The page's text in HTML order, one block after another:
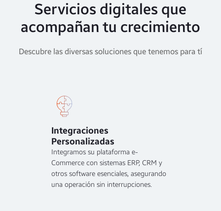
Servicios digitales que
acompañan tu crecimiento
Descubre las diversas soluciones que tenemos para tí
Integraciones
Personalizadas
Integramos su plataforma e-
Commerce con sistemas ERP, CRM y
otros software esenciales, asegurando
una operación sin interrupciones.